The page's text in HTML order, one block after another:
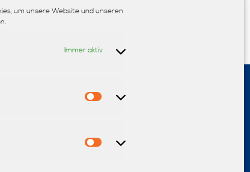
um unsere Website und unseren
Immer aktiv
Statistiken
Marketing
Polsterei